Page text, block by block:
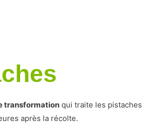
transformation qui traite les
après la récolte.